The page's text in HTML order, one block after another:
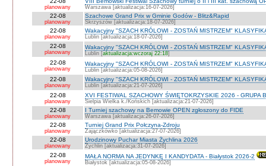
planowany Warszawa [aktualizacja:16-07-2026]
22-08
planowany
Szachowe Grand Prix w Gminie Godów - Blitz&Rapid
Skrzyszów [aktualizacja:18-07-2026]
22-08
planowany
Wakacyjny "SZACH KRÓLOWI - ZOSTAŃ MISTRZEM"
Lublin [aktualizacja:18-07-2026]
22-08
planowany
Wakacyjny "SZACH KRÓLOWI - ZOSTAŃ MISTRZEM"
Lublin [aktualizacja:wczoraj 22:18]
22-08
planowany
Wakacyjny "SZACH KRÓLOWI - ZOSTAŃ MISTRZEM"
Lublin [aktualizacja:05-08-2026]
22-08
planowany
Wakacyjny "SZACH KRÓLOWI - ZOSTAŃ MISTRZEM"
Lublin [aktualizacja:21-07-2026]
22-08
planowany
XVI FESTIWAL SZACHOWY ŚWIĘTOKRZYSKIE 2026 - GRUPA B
Sielpia Wielka k./Końskich [aktualizacja:21-07-2026]
22-08
planowany
I Turniej szachowy na Bemowie OPEN zgłoszony do FIDE
Warszawa [aktualizacja:26-07-2026]
22-08
planowany
Turniej Grand Prix Połczyna-Zdroju
Zajączkówko [aktualizacja:27-07-2026]
22-08
planowany
Urodzinowy Puchar Miasta Żychlina 2026
Żychlin [aktualizacja:31-07-2026]
22-08
planowany
MAŁA NORMA NA JEDYNKĘ I KANDYDATA - Białystok 2026-2
Białystok [aktualizacja:05-08-2026]